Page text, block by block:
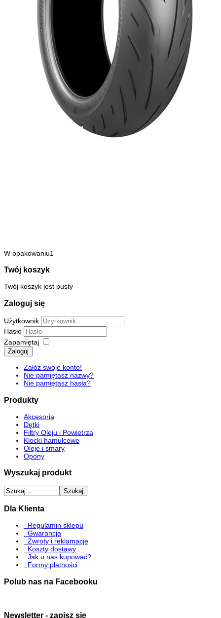
W opakowaniu1
Twój koszyk
Twój koszyk jest pusty
Zaloguj się
Użytkownik
Hasło
Zapamiętaj
Zaloguj
Załóż swoje konto!
Nie pamiętasz nazwy?
Nie pamiętasz hasła?
Produkty
Akcesoria
Dętki
Filtry Oleju i Powietrza
Klocki hamulcowe
Oleje i smary
Opony
Wyszukaj produkt
Dla Klienta
Regulamin sklepu
Gwarancja
Zwroty i reklamacje
Koszty dostawy
Jak u nas kupować?
Formy płatności
Polub nas na Facebooku
Newsletter - zapisz się